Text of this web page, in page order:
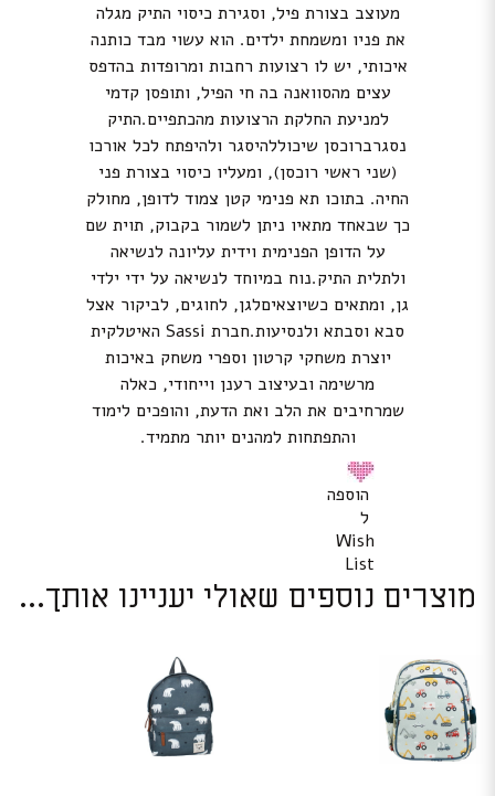
מעוצב בצורת פיל, וסגירת כיסוי התיק מגלה
את פניו ומשמחת ילדים. הוא עשוי מבד כותנה
איכותי, יש לו רצועות רחבות ומרופדות בהדפס
עצים מהסוואנה בה חי הפיל, ותופסן קדמי
למניעת החלקת הרצועות מהכתפיים.התיק
נסגרברוכסן שיכוללהיסגר ולהיפתח לכל אורכו
(שני ראשי רוכסן), ומעליו כיסוי בצורת פני
החיה. בתוכו תא פנימי קטן צמוד לדופן, מחולק
כך שבאחד מתאיו ניתן לשמור בקבוק, תוית שם
על הדופן הפנימית וידית עליונה לנשיאה
ולתלית התיק.נוח במיוחד לנשיאה על ידי ילדי
גן, ומתאים כשיוצאיםלגן, לחוגים, לביקור אצל
סבא וסבתא ולנסיעות.חברת Sassi האיטלקית
יוצרת משחקי קרטון וספרי משחק באיכות
מרשימה ובעיצוב רענן וייחודי, כאלה
שמרחיבים את הלב ואת הדעת, והופכים לימוד
והתפתחות למהנים יותר מתמיד.
הוספה
ל
Wish
List
מוצרים נוספים שאולי יעניינו אותך...